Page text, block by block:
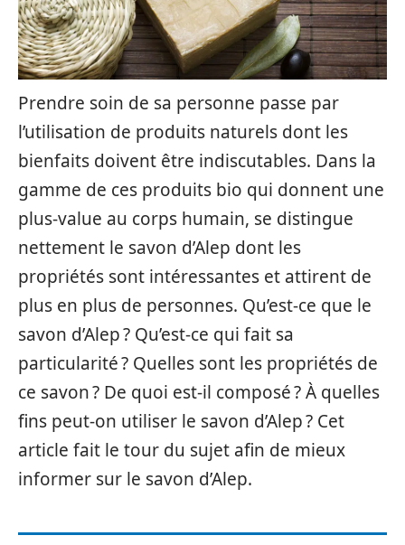
Prendre soin de sa personne passe par
l’utilisation de produits naturels dont les
bienfaits doivent être indiscutables. Dans la
gamme de ces produits bio qui donnent une
plus-value au corps humain, se distingue
nettement le savon d’Alep dont les
propriétés sont intéressantes et attirent de
plus en plus de personnes. Qu’est-ce que le
savon d’Alep ? Qu’est-ce qui fait sa
particularité ? Quelles sont les propriétés de
ce savon ? De quoi est-il composé ? À quelles
fins peut-on utiliser le savon d’Alep ? Cet
article fait le tour du sujet afin de mieux
informer sur le savon d’Alep.